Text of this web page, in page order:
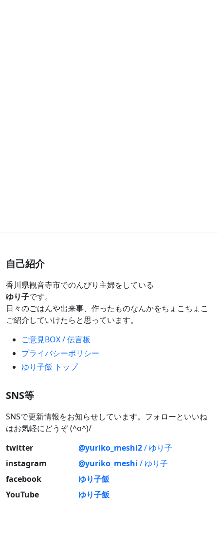
自己紹介
香川県観音寺市でのんびり主婦をしている
ゆり子です。
日々のごはんや出来事、作ったものなんかをちょこちょこ
ご紹介していけたらと思っています。
ご意見BOX / 伝言板
プライバシーポリシー
ゆり子飯 トップ
SNS等
SNSで更新情報をお知らせしています。フォローといいね
はお気軽にどうぞ (^o^)/
twitter
@yuriko_meshi2/ ゆり子
instagram
@yuriko_meshi / ゆり子
facebook
ゆり子飯
YouTube
ゆり子飯